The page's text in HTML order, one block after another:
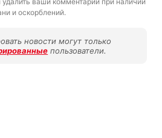
и оскорблений.
новости могут только
пользователи.